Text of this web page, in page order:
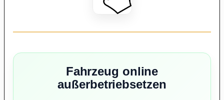
Fahrzeug online
außerbetriebsetzen